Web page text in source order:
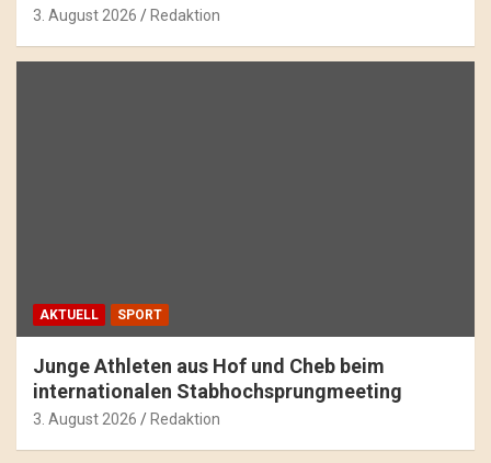
3. August 2026 Redaktion
AKTUELL SPORT
Junge Athleten aus Hof und Cheb beim
internationalen Stabhochsprungmeeting
3. August 2026 Redaktion